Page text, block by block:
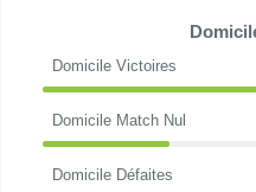
Domicile Victoires
Domicile Match Nul
Domicile Défaites